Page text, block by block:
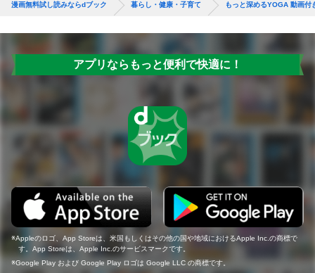
漫画無料試し読みならdブック 暮らし・健康・子育て もっと深めるYOGA 動画付
アプリならもっと便利で快適に！
Appleのロゴ、App Storeは、米国もしくはその他の国や地域におけるApple Inc.の商標で
す。App Storeは、Apple Inc.のサービスマークです。
Google Play および Google Play ロゴは Google LLC の商標です。